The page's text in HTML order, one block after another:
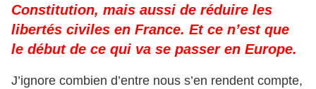
Constitution, mais aussi de réduire les
libertés civiles en France. Et ce n’est que
le début de ce qui va se passer en Europe.
J’ignore combien d’entre nous s’en rendent compte,